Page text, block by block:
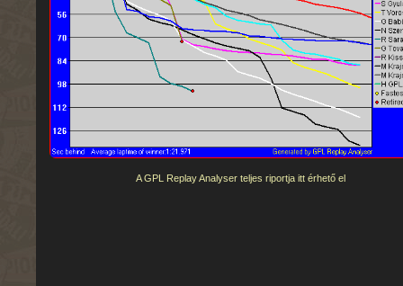
A GPL Replay Analyser teljes riportja itt érhető el